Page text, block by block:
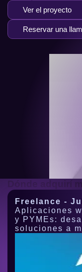
Ver el proyecto
Reservar una
Dónde adquirí
Freelance -
Aplicaciones
y PYMEs:
soluciones a